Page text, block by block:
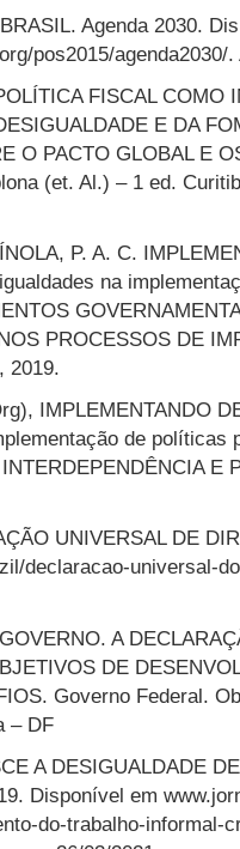
Agenda 2030.
pos2015/agenda2030/
FISCAL COMO
E DA
O PACTO GLOBAL E
(et. Al.) – 1 ed.
P. A. C.
na
PROCESSOS DE
2019.
IMPLEMENTANDO
de políticas
E
UNIVERSAL DE
declaracao-universal-
A
DE
Governo Federal.
– DF
A DESIGUALDADE
Disponível em
do-trabalho-informal-